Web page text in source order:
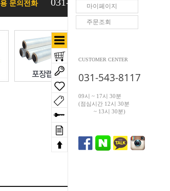
문의전화 마이페이지
주문조회
CUSTOMER CENTER
031-543-8117
09시 ~ 17시 30분
(점심시간 12시 30분
~ 13시 30분)